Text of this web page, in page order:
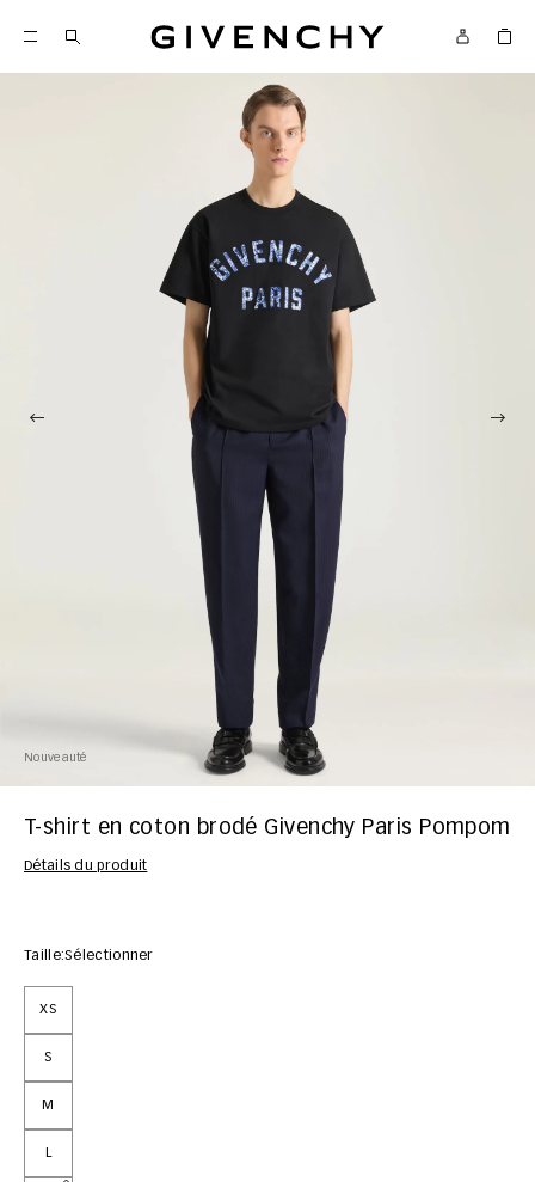
Givenchy
Nouveauté
T-shirt en coton brodé Givenchy Paris Pompom
Détails du produit
Taille:Sélectionner
XS
S
M